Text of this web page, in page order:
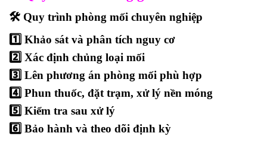
🛠️ Quy trình phòng mối chuyên nghiệp
1️⃣ Khảo sát và phân tích nguy cơ
2️⃣ Xác định chủng loại mối
3️⃣ Lên phương án phòng mối phù hợp
4️⃣ Phun thuốc, đặt trạm, xử lý nền móng
5️⃣ Kiểm tra sau xử lý
6️⃣ Bảo hành và theo dõi định kỳ